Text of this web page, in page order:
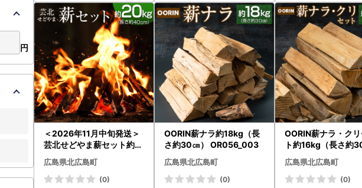
＜2026年11月中旬発送＞
芸北せどやま薪セット約2
0kg(長さ約40cm) NI022
_001
広島県北広島町
(0)
OORIN薪ナラ約18kg（長
さ約30㎝） OR056_003
広島県北広島町
(0)
OORIN薪ナラ・ク
ト約16kg（長さ約
OR056_005
広島県北広島町
(0)
円